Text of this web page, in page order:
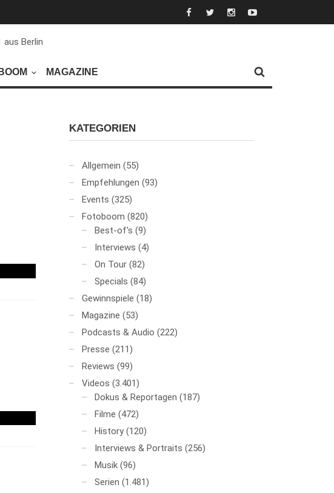
MAGAZINE
KATEGORIEN
Allgemein (55)
Empfehlungen (93)
Events (325)
Fotoboom (820)
Best-of's (9)
Interviews (4)
On Tour (82)
Specials (84)
Gewinnspiele (18)
Magazine (53)
Podcasts & Audio (222)
Presse (211)
Reviews (99)
Videos (3.401)
Dokus & Reportagen (187)
Filme (472)
History (120)
Interviews & Portraits (256)
Musik (96)
Serien (1.481)